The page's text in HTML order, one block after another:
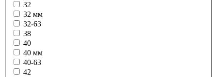
32
32 мм
32-63
38
40
40 мм
40-63
42